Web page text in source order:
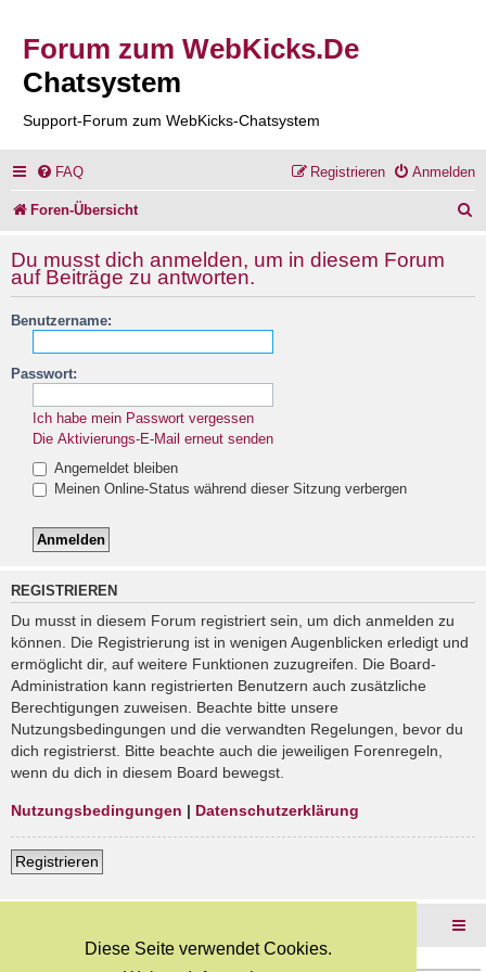
Diese Seite verwendet Cookies.
Forum zum WebKicks.De
Chatsystem
Support-Forum zum WebKicks-Chatsystem
FAQ Anmelden
Registrieren
Foren-Übersicht
Du musst dich anmelden, um in diesem Forum
auf Beiträge zu antworten.
Benutzername:
Passwort:
Ich habe mein Passwort vergessen
Die Aktivierungs-E-Mail erneut senden
Angemeldet bleiben
Meinen Online-Status während dieser Sitzung verbergen
REGISTRIEREN
Du musst in diesem Forum registriert sein, um dich anmelden zu
können. Die Registrierung ist in wenigen Augenblicken erledigt und
ermöglicht dir, auf weitere Funktionen zuzugreifen. Die Board-
Administration kann registrierten Benutzern auch zusätzliche
Berechtigungen zuweisen. Beachte bitte unsere
Nutzungsbedingungen und die verwandten Regelungen, bevor du
dich registrierst. Bitte beachte auch die jeweiligen Forenregeln,
wenn du dich in diesem Board bewegst.
Nutzungsbedingungen | Datenschutzerklärung
Registrieren